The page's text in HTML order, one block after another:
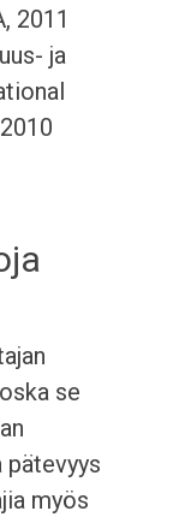
2011
ja
se
pätevyys
myös